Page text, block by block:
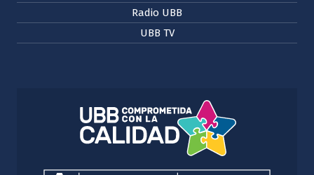
Radio UBB
UBB TV